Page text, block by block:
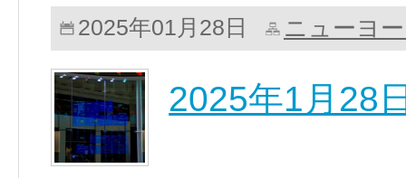
2025年01月28日 ニューヨ
2025年1月28